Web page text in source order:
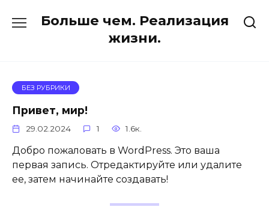
Больше чем. Реализация
жизни.
БЕЗ РУБРИКИ
Привет, мир!
29.02.2024 1 1.6к.
Добро пожаловать в WordPress. Это ваша
первая запись. Отредактируйте или удалите
ее, затем начинайте создавать!